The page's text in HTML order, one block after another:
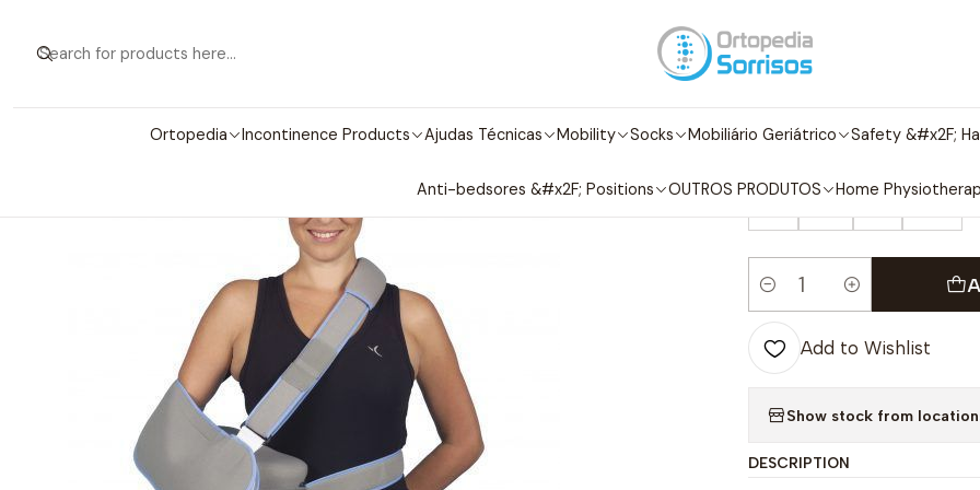
Ortopedia Incontinence Products Ajudas Técnicas Mobility Socks Mobiliário Geriátrico Safety &#x2F;
Anti-bedsores &#x2F; Positions OUTROS PRODUTOS Home
Imobilização do Ombro com Abdução a
Imobilização
TAMANHO / SIZE
Quantity
Add to Wishlist
Show stock from
DESCRIPTION